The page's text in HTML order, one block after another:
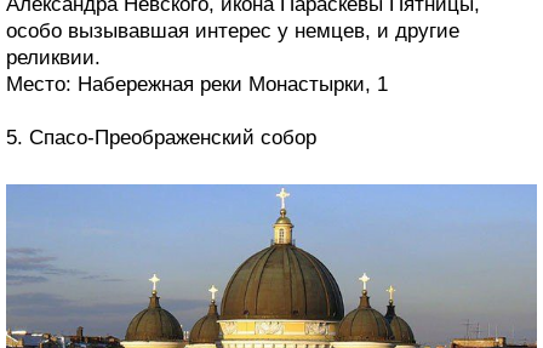
Александра Невского, икона Параскевы Пятницы,
особо вызывавшая интерес у немцев, и другие
реликвии.
Место: Набережная реки Монастырки, 1
5. Спасо-Преображенский собор